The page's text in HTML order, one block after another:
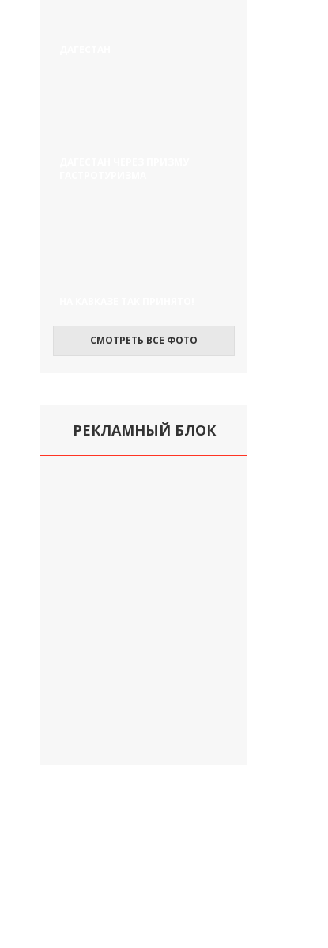
СМОТРЕТЬ ВСЕ ФОТО
РЕКЛАМНЫЙ БЛОК